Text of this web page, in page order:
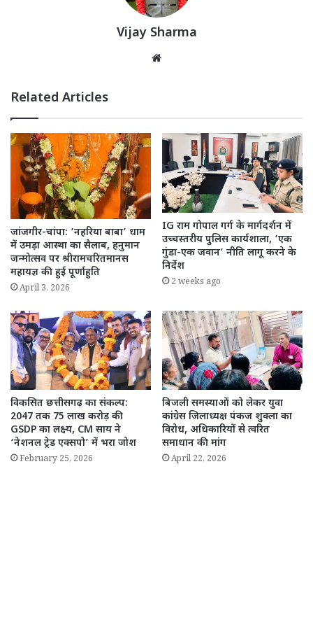
Vijay Sharma
Related Articles
जांजगीर-चांपा: ‘नहरिया बाबा’ धाम
में उमड़ा आस्था का सैलाब, हनुमान
जन्मोत्सव पर श्रीरामचरितमानस
महायज्ञ की हुई पूर्णाहुति
April 3, 2026
IG राम गोपाल गर्ग के मार्गदर्शन में
उच्चस्तरीय पुलिस कार्यशाला, ‘एक
गुंडा-एक जवान’ नीति लागू करने के
निर्देश
2 weeks ago
विकसित छत्तीसगढ़ का संकल्प:
2047 तक 75 लाख करोड़ की
GSDP का लक्ष्य, CM साय ने
‘नेशनल ट्रेड एक्सपो’ में भरा जोश
February 25, 2026
बिजली समस्याओं को लेकर युवा
कांग्रेस जिलाध्यक्ष पंकज शुक्ला का
विरोध, अधिकारियों से त्वरित
समाधान की मांग
April 22, 2026